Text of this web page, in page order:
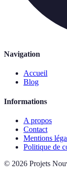
Navigation
Accueil
Blog
Informations
A propos
Contact
Mentions
Politique de
© 2026 Projets